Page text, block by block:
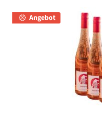
Angebot